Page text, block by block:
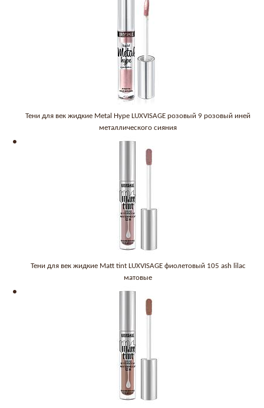
Тени для век жидкие Metal Hype LUXVISAGE розовый 9 розовый иней
металлического сияния
Тени для век жидкие Matt tint LUXVISAGE фиолетовый 105 ash lilac
матовые